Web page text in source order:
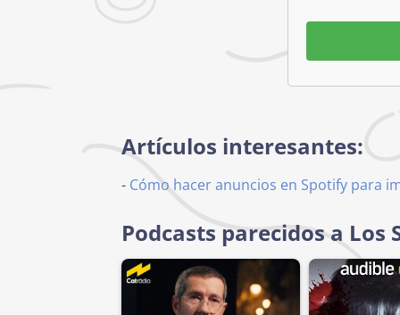
Artículos interesantes:
- Cómo hacer anuncios en Spotify para
Podcasts parecidos a Los